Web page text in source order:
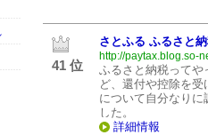
41 位
さとふる ふるさと
http://paytax.blog.so-
ふるさと納税ってや
ど、還付や控除を
について自分なり
した。
詳細情報